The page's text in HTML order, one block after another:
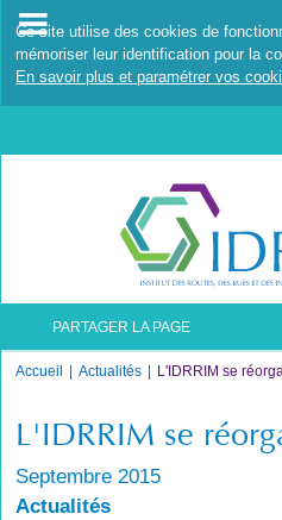
Ce site utilise des cookies de
mémoriser leur identification pour la
En savoir plus et paramétrer vos
PARTAGER LA PAGE
Accueil Actualités L'IDRRIM se
L'IDRRIM se
Septembre 2015
Actualités